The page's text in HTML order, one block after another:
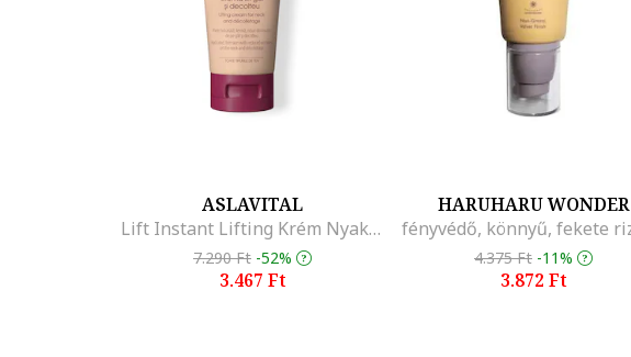
ASLAVITAL
Lift Instant Lifting Krém Nyakra és Dekoltázsra, 100 ml
7.290 Ft -52%
3.467 Ft
HARUHARU WONDER
4.375 Ft -11%
3.872 Ft